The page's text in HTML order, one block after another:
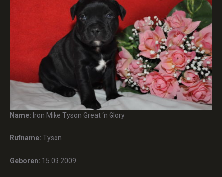
Name: Iron Mike Tyson Great ‘n Glory
Rufname: Tyson
Geboren: 15.09.2009